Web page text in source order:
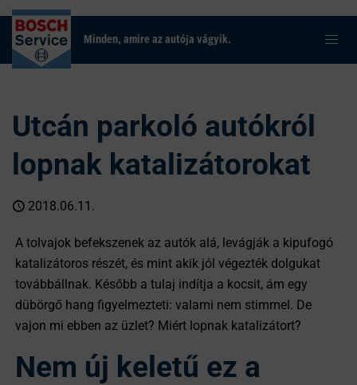
Minden, amire az autója vágyik.
Utcán parkoló autókról
lopnak katalizátorokat
2018.06.11.
A tolvajok befekszenek az autók alá, levágják a kipufogó
katalizátoros részét, és mint akik jól végezték dolgukat
továbbállnak. Később a tulaj indítja a kocsit, ám egy
dübörgő hang figyelmezteti: valami nem stimmel. De
vajon mi ebben az üzlet? Miért lopnak katalizátort?
Nem új keletű ez a